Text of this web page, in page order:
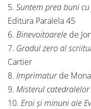
5. Suntem prea buni
Editura Paralela 45
6. Binevoitoarele de
7. Gradul zero al
Cartier
8. Imprimaturde
9. Misterul catedralelor
10. Eroi și minuni ale